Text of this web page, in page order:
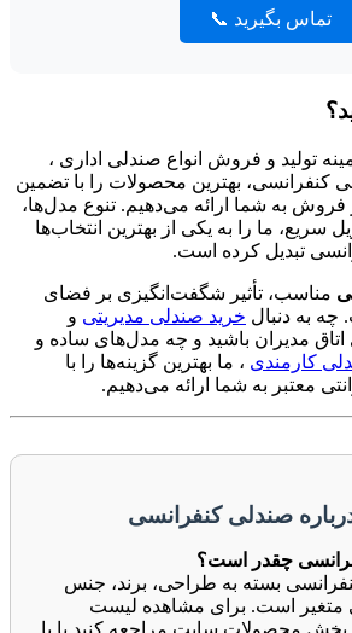
تماس بگیرید 📞
تولید و فروش انواع صندلی اداری ،
کنفرانسی، بهترین محصولات را با تضمین
به شما ارائه می‌دهیم. تنوع مدل‌ها،
سریع، ما را به یکی از بهترین انتخاب‌ها
تبدیل کرده است.
مناسب، تأثیر شگفت‌انگیزی بر فضای
به دنبال خرید صندلی مدیریتی و
مدیران باشید و چه مدل‌های ساده و
کارمندی ، ما بهترین گزینه‌ها را با
معتبر به شما ارائه می‌دهیم.
صندلی کنفرانسی
بسته به طراحی، برند، جنس
متغیر است. برای مشاهده لیست
بخش محصولات سایت مراجعه کنید یا با